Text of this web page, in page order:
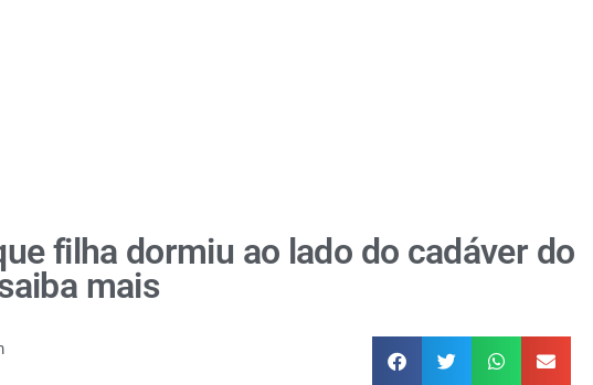
filha dormiu ao lado do cadáver do
mais